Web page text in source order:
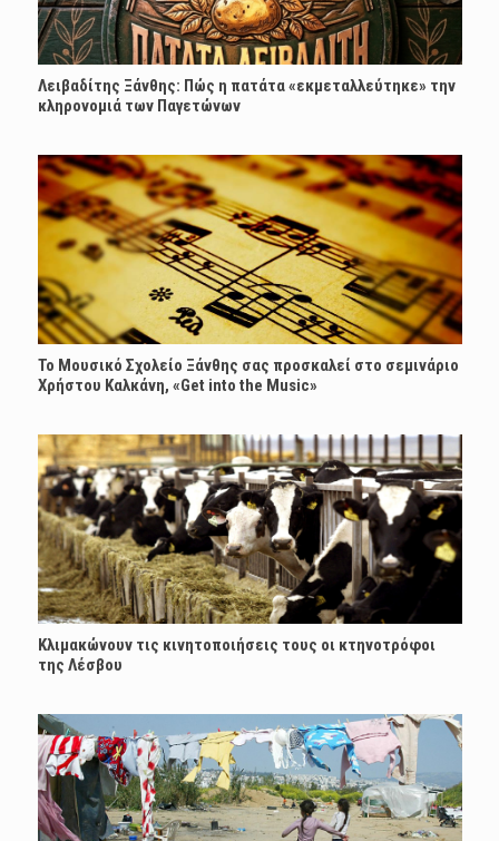
Λειβαδίτης Ξάνθης: Πώς η πατάτα «εκμεταλλεύτηκε» την
κληρονομιά των Παγετώνων
Το Μουσικό Σχολείο Ξάνθης σας προσκαλεί στο σεμινάριο
Χρήστου Καλκάνη, «Get into the Music»
Κλιμακώνουν τις κινητοποιήσεις τους οι κτηνοτρόφοι
της Λέσβου